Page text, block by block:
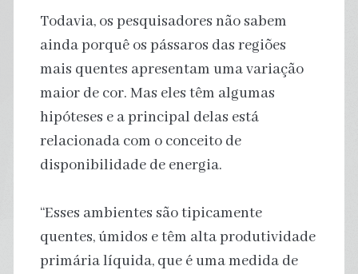
Todavia, os pesquisadores não sabem
ainda porquê os pássaros das regiões
mais quentes apresentam uma variação
maior de cor. Mas eles têm algumas
hipóteses e a principal delas está
relacionada com o conceito de
disponibilidade de energia.
“Esses ambientes são tipicamente
quentes, úmidos e têm alta produtividade
primária líquida, que é uma medida de